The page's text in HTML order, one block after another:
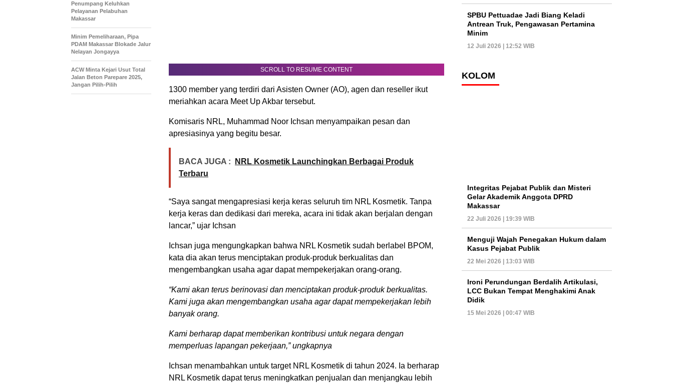
SCROLL TO RESUME CONTENT
1300 member yang terdiri dari Asisten Owner (AO), agen dan reseller ikut
meriahkan acara Meet Up Akbar tersebut.
Komisaris NRL, Muhammad Noor Ichsan menyampaikan pesan dan
apresiasinya yang begitu besar.
BACA JUGA :
NRL Kosmetik Launchingkan Berbagai Produk
Terbaru
“Saya sangat mengapresiasi kerja keras seluruh tim NRL Kosmetik. Tanpa
kerja keras dan dedikasi dari mereka, acara ini tidak akan berjalan dengan
lancar,” ujar Ichsan
Ichsan juga mengungkapkan bahwa NRL Kosmetik sudah berlabel BPOM,
kata dia akan terus menciptakan produk-produk berkualitas dan
mengembangkan usaha agar dapat mempekerjakan orang-orang.
“Kami akan terus berinovasi dan menciptakan produk-produk berkualitas.
Kami juga akan mengembangkan usaha agar dapat mempekerjakan lebih
banyak orang.
Kami berharap dapat memberikan kontribusi untuk negara dengan
memperluas lapangan pekerjaan,” ungkapnya
Ichsan menambahkan untuk target NRL Kosmetik di tahun 2024. Ia berharap
NRL Kosmetik dapat terus meningkatkan penjualan dan menjangkau lebih
Penumpang Keluhkan
Pelayanan Pelabuhan
Makassar
Minim Pemeliharaan, Pipa
PDAM Makassar Blokade Jalur
Nelayan Jongayya
ACW Minta Kejari Usut Total
Jalan Beton Parepare 2025,
Jangan Pilih-Pilih
SPBU Pettuadae Jadi Biang Keladi
Antrean Truk, Pengawasan Pertamina
Minim
12 Juli 2026 | 12:52 WIB
KOLOM
Integritas Pejabat Publik dan Misteri
Gelar Akademik Anggota DPRD
Makassar
22 Juli 2026 | 19:39 WIB
Menguji Wajah Penegakan Hukum dalam
Kasus Pejabat Publik
22 Mei 2026 | 13:03 WIB
Ironi Perundungan Berdalih Artikulasi,
LCC Bukan Tempat Menghakimi Anak
Didik
15 Mei 2026 | 00:47 WIB